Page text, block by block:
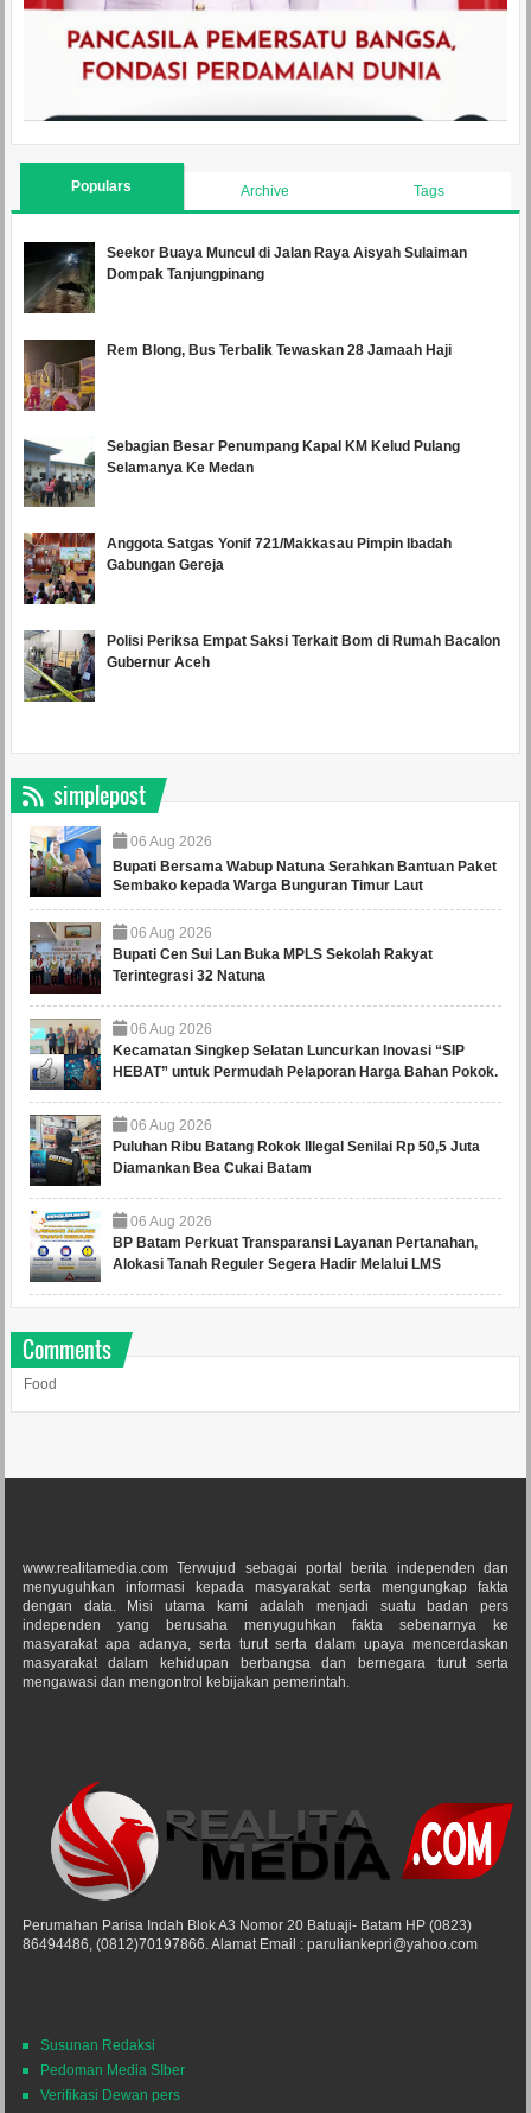
Populars Archive Tags
Seekor Buaya Muncul di Jalan Raya Aisyah Sulaiman
Dompak Tanjungpinang
Rem Blong, Bus Terbalik Tewaskan 28 Jamaah Haji
Sebagian Besar Penumpang Kapal KM Kelud Pulang
Selamanya Ke Medan
Anggota Satgas Yonif 721/Makkasau Pimpin Ibadah
Gabungan Gereja
Polisi Periksa Empat Saksi Terkait Bom di Rumah Bacalon
Gubernur Aceh
simplepost
06 Aug 2026
Bupati Bersama Wabup Natuna Serahkan Bantuan Paket
Sembako kepada Warga Bunguran Timur Laut
06 Aug 2026
Bupati Cen Sui Lan Buka MPLS Sekolah Rakyat
Terintegrasi 32 Natuna
06 Aug 2026
Kecamatan Singkep Selatan Luncurkan Inovasi “SIP
HEBAT” untuk Permudah Pelaporan Harga Bahan Pokok.
06 Aug 2026
Puluhan Ribu Batang Rokok Illegal Senilai Rp 50,5 Juta
Diamankan Bea Cukai Batam
06 Aug 2026
BP Batam Perkuat Transparansi Layanan Pertanahan,
Alokasi Tanah Reguler Segera Hadir Melalui LMS
Comments
Food
www.realitamedia.com Terwujud sebagai portal berita independen dan
menyuguhkan informasi kepada masyarakat serta mengungkap fakta
dengan data. Misi utama kami adalah menjadi suatu badan pers
independen yang berusaha menyuguhkan fakta sebenarnya ke
masyarakat apa adanya, serta turut serta dalam upaya mencerdaskan
masyarakat dalam kehidupan berbangsa dan bernegara turut serta
mengawasi dan mengontrol kebijakan pemerintah.
Perumahan Parisa Indah Blok A3 Nomor 20 Batuaji- Batam HP (0823)
86494486, (0812)70197866. Alamat Email : paruliankepri@yahoo.com
Susunan Redaksi
Pedoman Media SIber
Verifikasi Dewan pers